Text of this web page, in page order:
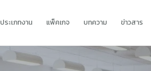
ประเภทงาน แพ็คเกจ บทความ ข่าวสาร